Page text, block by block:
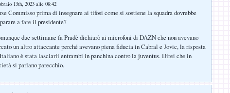
13th, 2023 alle 08:42
Commisso prima di insegnare ai tifosi come si sostiene la squadra dovrebbe
a fare il presidente?
due settimane fa Pradè dichiarò ai microfoni di DAZN che non avevano
un altro attaccante perché avevano piena fiducia in Cabral e Jovic, la risposta
è stata lasciarli entrambi in panchina contro la juventus. Direi che in
si parlano parecchio.